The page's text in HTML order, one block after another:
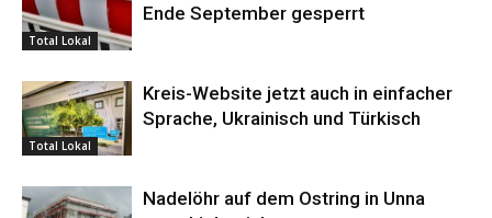
Total Lokal
Ende September gesperrt
Total Lokal
Kreis-Website jetzt auch in einfacher
Sprache, Ukrainisch und Türkisch
Nadelöhr auf dem Ostring in Unna